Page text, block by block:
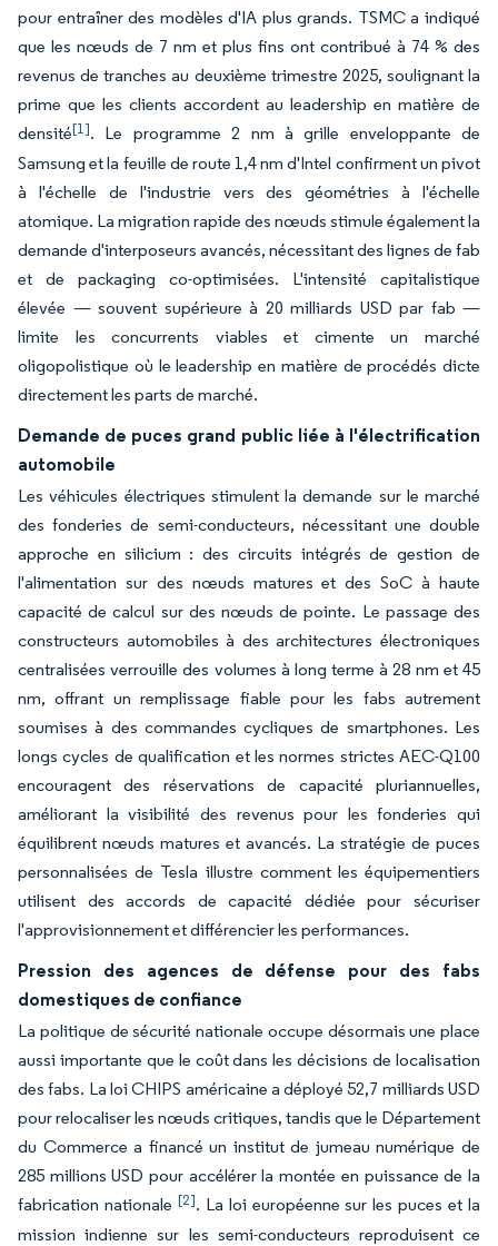
pour entraîner des modèles d'IA plus grands. TSMC a indiqué
que les nœuds de 7 nm et plus fins ont contribué à 74 % des
revenus de tranches au deuxième trimestre 2025, soulignant la
prime que les clients accordent au leadership en matière de
densité[1]. Le programme 2 nm à grille enveloppante de
Samsung et la feuille de route 1,4 nm d'Intel confirment un pivot
à l'échelle de l'industrie vers des géométries à l'échelle
atomique. La migration rapide des nœuds stimule également la
demande d'interposeurs avancés, nécessitant des lignes de fab
et de packaging co-optimisées. L'intensité capitalistique
élevée — souvent supérieure à 20 milliards USD par fab —
limite les concurrents viables et cimente un marché
oligopolistique où le leadership en matière de procédés dicte
directement les parts de marché.
Demande de puces grand public liée à l'électrification
automobile
Les véhicules électriques stimulent la demande sur le marché
des fonderies de semi-conducteurs, nécessitant une double
approche en silicium : des circuits intégrés de gestion de
l'alimentation sur des nœuds matures et des SoC à haute
capacité de calcul sur des nœuds de pointe. Le passage des
constructeurs automobiles à des architectures électroniques
centralisées verrouille des volumes à long terme à 28 nm et 45
nm, offrant un remplissage fiable pour les fabs autrement
soumises à des commandes cycliques de smartphones. Les
longs cycles de qualification et les normes strictes AEC-Q100
encouragent des réservations de capacité pluriannuelles,
améliorant la visibilité des revenus pour les fonderies qui
équilibrent nœuds matures et avancés. La stratégie de puces
personnalisées de Tesla illustre comment les équipementiers
utilisent des accords de capacité dédiée pour sécuriser
l'approvisionnement et différencier les performances.
Pression des agences de défense pour des fabs
domestiques de confiance
La politique de sécurité nationale occupe désormais une place
aussi importante que le coût dans les décisions de localisation
des fabs. La loi CHIPS américaine a déployé 52,7 milliards USD
pour relocaliser les nœuds critiques, tandis que le Département
du Commerce a financé un institut de jumeau numérique de
285 millions USD pour accélérer la montée en puissance de la
fabrication nationale [2]. La loi européenne sur les puces et la
mission indienne sur les semi-conducteurs reproduisent ce